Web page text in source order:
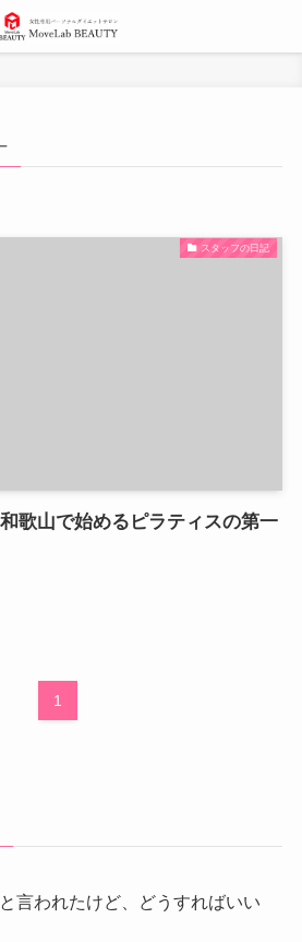
スタッフの日記
歌山で始めるピラティスの第一
1
言われたけど、どうすればいい